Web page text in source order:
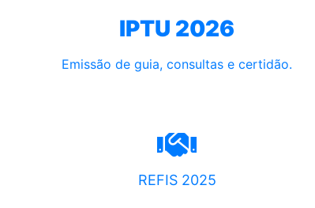
IPTU 2026
Emissão de guia, consultas e certidão.
REFIS 2025